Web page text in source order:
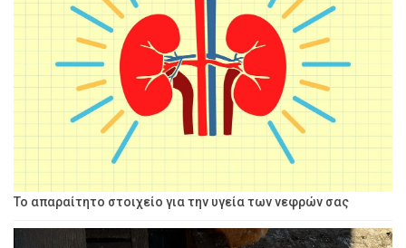
Το απαραίτητο στοιχείο για την υγεία των νεφρών σας